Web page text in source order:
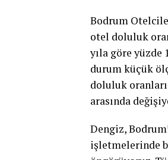
Bodrum
otel doluluk
yıla göre yüzde
durum küçük
doluluk
arasında
Dengiz,
işletmelerinde